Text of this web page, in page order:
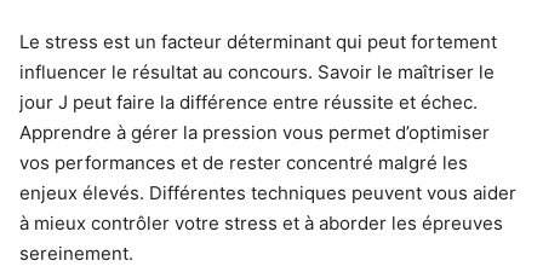
Le stress est un facteur déterminant qui peut fortement
influencer le résultat au concours. Savoir le maîtriser le
jour J peut faire la différence entre réussite et échec.
Apprendre à gérer la pression vous permet d’optimiser
vos performances et de rester concentré malgré les
enjeux élevés. Différentes techniques peuvent vous aider
à mieux contrôler votre stress et à aborder les épreuves
sereinement.